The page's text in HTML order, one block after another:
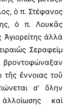
ὁ π. Στέφανος
ὁ π. Λουκᾶς
ἀλλά
Σεραφείμ
βροντοφώναξαν
τῆς ἔννοιας τοῦ
σ’ ὅλην
καί